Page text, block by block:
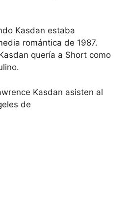
Kasdan estaba
romántica de 1987.
quería a Short como